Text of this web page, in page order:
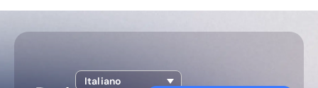
Italiano